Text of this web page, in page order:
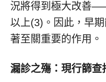
況將得到極大改善
以上(3)。因此，早
著至關重要的作用。
漏診之殤：現行篩查